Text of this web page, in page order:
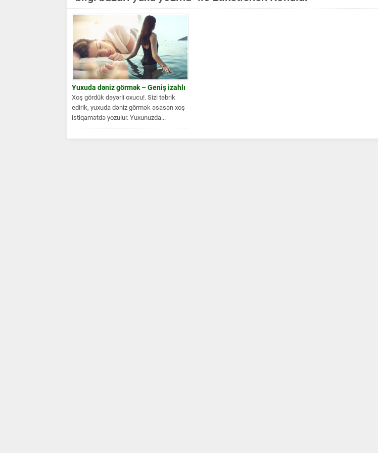
Yuxuda dəniz görmək – Geniş izahlı
Xoş gördük dəyərli oxucu!. Sizi təbrik
edirik, yuxuda dəniz görmək əsasən xoş
istiqamətdə yozulur. Yuxunuzda...